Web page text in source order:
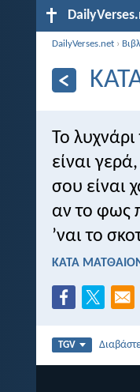
DailyVerses.net ›
Το
είναι
σου είναι
αν το φως
’ναι το
ΚΑΤΑ
TGV